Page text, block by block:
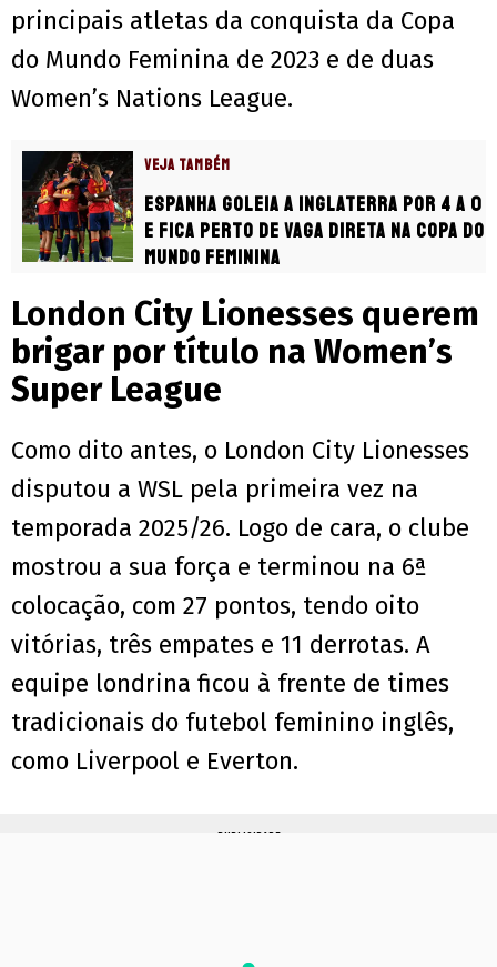
principais atletas da conquista da Copa
do Mundo Feminina de 2023 e de duas
Women’s Nations League.
VEJA TAMBÉM
Espanha goleia a Inglaterra por 4 a 0
e fica perto de vaga direta na Copa do
Mundo Feminina
London City Lionesses querem
brigar por título na Women’s
Super League
Como dito antes, o London City Lionesses
disputou a WSL pela primeira vez na
temporada 2025/26. Logo de cara, o clube
mostrou a sua força e terminou na 6ª
colocação, com 27 pontos, tendo oito
vitórias, três empates e 11 derrotas. A
equipe londrina ficou à frente de times
tradicionais do futebol feminino inglês,
como Liverpool e Everton.
PUBLICIDADE